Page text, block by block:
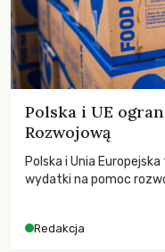
Polska i UE
Rozwojową
Polska i Unia
wydatki na pomoc
odnotowano największe
Redakcja